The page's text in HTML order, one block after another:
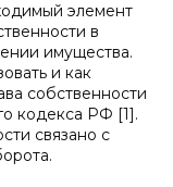
элемент
в
имущества.
и как
собственности
кодекса РФ [1].
связано с